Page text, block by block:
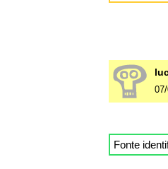
Fonte